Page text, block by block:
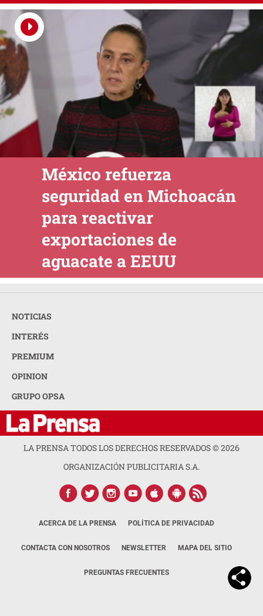
México refuerza
seguridad en Michoacán
para reactivar
exportaciones de
aguacate a EEUU
NOTICIAS
INTERÉS
PREMIUM
OPINION
GRUPO OPSA
LA PRENSA TODOS LOS DERECHOS RESERVADOS ©2026
ORGANIZACIÓN PUBLICITARIA S.A.
ACERCA DE LA PRENSA POLÍTICA DE PRIVACIDAD
CONTACTA CON NOSOTROS NEWSLETTER MAPA DEL SITIO
PREGUNTAS FRECUENTES